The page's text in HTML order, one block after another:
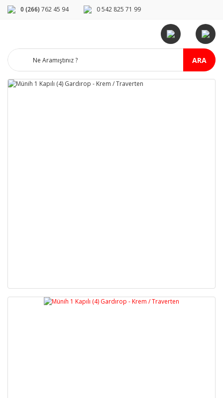
0 (266) 762 45 94 0 542 825 71 99
ARA